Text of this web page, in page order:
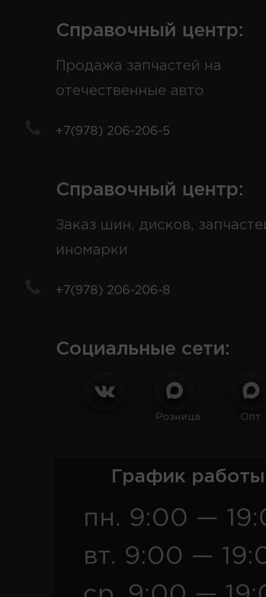
Справочный центр:
Продажа запчастей на
отечественные авто
+7(978) 206-206-5
Справочный центр:
Заказ шин, дисков,
иномарки
+7(978) 206-206-8
Социальные сети:
Розница Опт
График
пн. 9:00 —
вт. 9:00 —